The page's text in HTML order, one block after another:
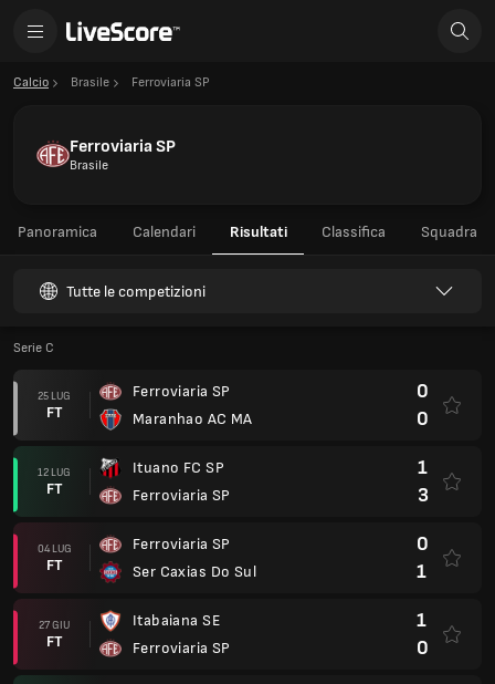
Calcio Brasile Ferroviaria SP
Ferroviaria SP
Brasile
Panoramica Calendari Risultati Classifica Squadra
Tutte le competizioni
Serie C
25 LUG
FT
Ferroviaria SP
Maranhao AC MA
0
0
12 LUG
FT
Ituano FC SP
Ferroviaria SP
1
3
04 LUG
FT
Ferroviaria SP
Ser Caxias Do Sul
0
1
27 GIU
FT
Itabaiana SE
Ferroviaria SP
1
0